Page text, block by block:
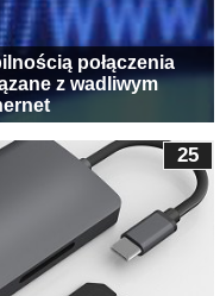
połączenia
z wadliwym
25